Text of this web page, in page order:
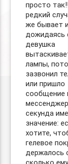
просто
редкий
же бывает
дожидаясь
девушка
лампы,
зазвонил
или пришло
сообщение
секунда
значение:
хотите,
гелевое
держалось